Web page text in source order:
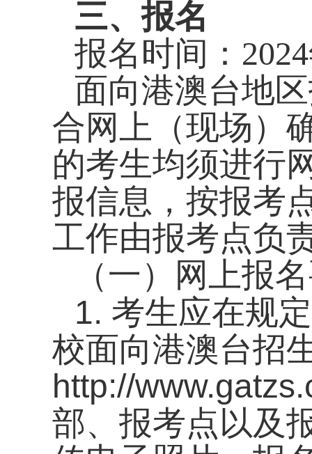
三、报名
报名时间： 2024
面向港澳台地
合网上（现场）
的考生均须进行
报信息，按报考
工作由报考点负
（一）网上报
1. 考生应在规
校面向港澳台招
http://
部、报考点以及